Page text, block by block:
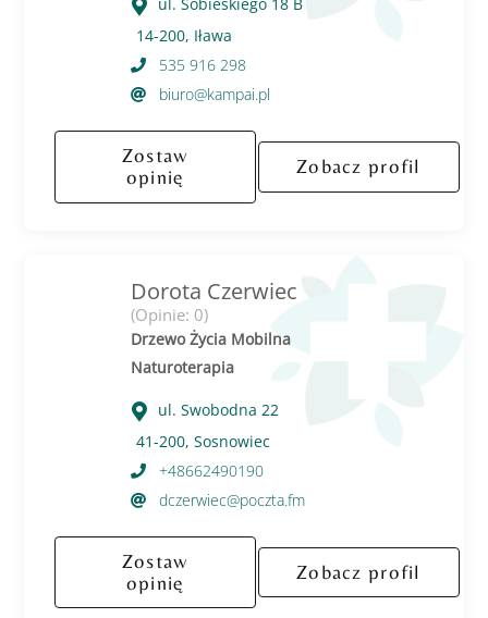
ul. Sobieskiego 18 B
14-200, Iława
535 916 298
biuro@kampai.pl
Zostaw
opinię
Zobacz profil
Dorota Czerwiec
(Opinie: 0)
Drzewo Życia Mobilna
Naturoterapia
ul. Swobodna 22
41-200, Sosnowiec
+48662490190
dczerwiec@poczta.fm
Zostaw
opinię
Zobacz profil